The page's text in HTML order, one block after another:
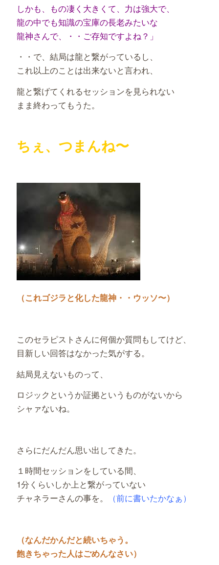
しかも、もの凄く大きくて、力は強大で、
龍の中でも知識の宝庫の長老みたいな
龍神さんで、・・ご存知ですよね？」
・・で、結局は龍と繋がっているし、
これ以上のことは出来ないと言われ、
龍と繋げてくれるセッションを見られない
まま終わってもうた。
ちぇ、つまんね〜
（これゴジラと化した龍神・・ウッソ〜）
このセラピストさんに何個か質問もしてけど、
目新しい回答はなかった気がする。
結局見えないものって、
ロジックというか証拠というものがないから
シャァないね。
さらにだんだん思い出してきた。
１時間セッションをしている間、
1分くらいしか上と繋がっていない
チャネラーさんの事を。
（前に書いたかなぁ）
（なんだかんだと続いちゃう。
飽きちゃった人はごめんなさい）